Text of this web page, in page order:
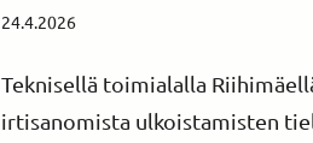
24.4.2026
Teknisellä toimialalla
irtisanomista ulkoistamisten